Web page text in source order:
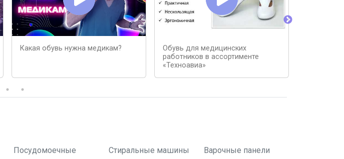
Какая обувь нужна медикам?
Обувь для медицинских
работников в ассортименте
«Техноавиа»
Посудомоечные
Стиральные машины Варочные панели